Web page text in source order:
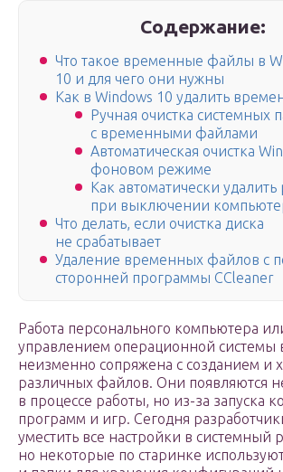
Содержание:
Что такое временные файлы в
10 и для чего они нужны
Как в Windows 10 удалить
Ручная очистка системных
с временными файлами
Автоматическая очистка
фоновом режиме
Как автоматически удалить
при выключении
Что делать, если очистка диска
не срабатывает
Удаление временных файлов с
сторонней программы CCleaner
Работа персонального компьютера
управлением операционной системы
неизменно сопряжена с созданием и
различных файлов. Они появляются
в процессе работы, но из-за запуска
программ и игр. Сегодня
уместить все настройки в системный
но некоторые по старинке